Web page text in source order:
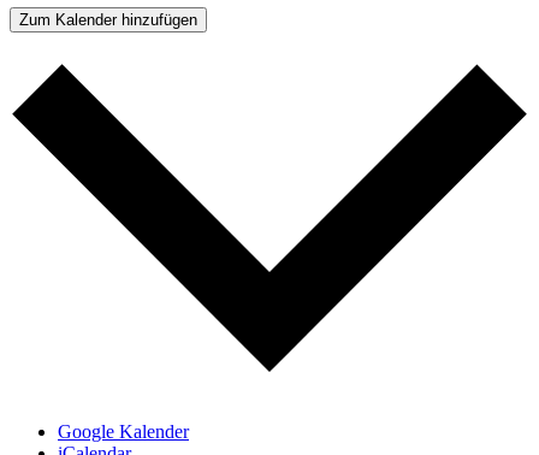
Zum Kalender hinzufügen
Google Kalender